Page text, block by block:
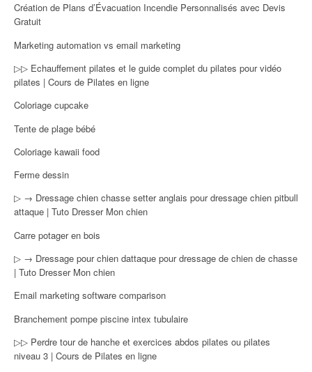
Création de Plans d’Évacuation Incendie Personnalisés avec Devis
Gratuit
Marketing automation vs email marketing
▷▷ Echauffement pilates et le guide complet du pilates pour vidéo
pilates | Cours de Pilates en ligne
Coloriage cupcake
Tente de plage bébé
Coloriage kawaii food
Ferme dessin
▷ → Dressage chien chasse setter anglais pour dressage chien pitbull
attaque | Tuto Dresser Mon chien
Carre potager en bois
▷ → Dressage pour chien dattaque pour dressage de chien de chasse
| Tuto Dresser Mon chien
Email marketing software comparison
Branchement pompe piscine intex tubulaire
▷▷ Perdre tour de hanche et exercices abdos pilates ou pilates
niveau 3 | Cours de Pilates en ligne